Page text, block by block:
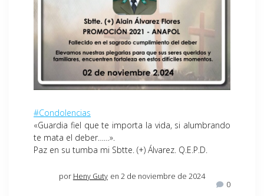
#Condolencias
«Guardia fiel que te importa la vida, si alumbrando
te mata el deber……».
Paz en su tumba mi Sbtte. (+) Álvarez. Q.E.P.D.
por Heny Guty en 2 de noviembre de 2024
0